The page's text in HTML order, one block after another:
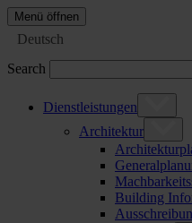
Menü öffnen
Deutsch
Search
Dienstleistungen
Architektur
Building